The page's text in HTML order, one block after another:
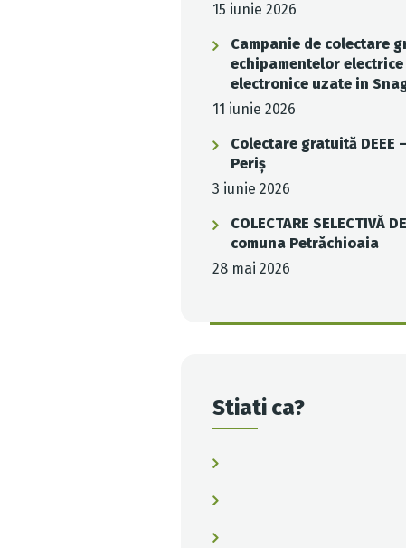
15 iunie 2026
Campanie de colectare
echipamentelor electrice
electronice uzate in
11 iunie 2026
Colectare gratuită DEEE
Periș
3 iunie 2026
COLECTARE SELECTIVĂ
comuna Petrăchioaia
28 mai 2026
Stiati ca?